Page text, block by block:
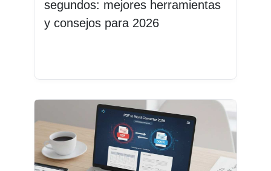
segundos: mejores herramientas
y consejos para 2026